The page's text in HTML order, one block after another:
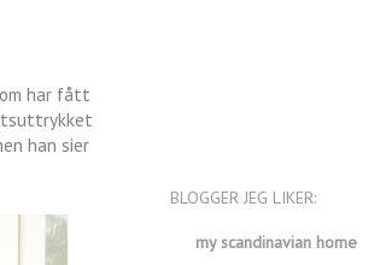
har fått
han sier
BLOGGER JEG LIKER:
my scandinavian home